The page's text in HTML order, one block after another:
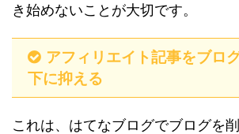
き始めないことが大切です。
アフィリエイト記事をブロ
下に抑える
これは、はてなブログでブログを